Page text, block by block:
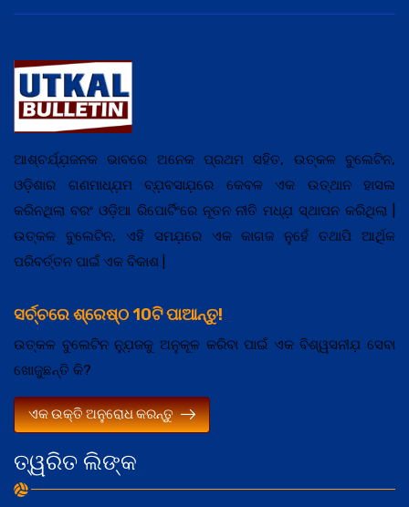
ତ୍ୱରିତ ଲିଙ୍କ
ଆଶ୍ଚର୍ଯ୍ଯ଼ଜନକ ଭାବରେ ଅନେକ ପ୍ରଥମ ସହିତ, ଉତ୍କଳ ବୁଲେଟିନ,
ଓଡ଼ିଶାର ଗଣମାଧ୍ଯ଼ମ ବ୍ଯ଼ବସାଯ଼ରେ କେବଳ ଏକ ଉତ୍ଥାନ ହାସଲ
କରିନଥିଲା ବରଂ ଓଡ଼ିଆ ରିପୋର୍ଟିଂରେ ନୂତନ ନୀତି ମଧ୍ଯ଼ ସ୍ଥାପନ କରିଥିଲା |
ଉତ୍କଳ ବୁଲେଟିନ, ଏହି ସମଯ଼ରେ ଏକ କାଗଜ ନୁହେଁ ତଥାପି ଆର୍ଥିକ
ପରିବର୍ତ୍ତନ ପାଇଁ ଏକ ବିକାଶ |
ସର୍ଚ୍ଚରେ ଶ୍ରେଷ୍ଠ 10ଟି ପାଆନ୍ତୁ!
ଉତ୍କଳ ବୁଲେଟିନ ନ୍ଯ଼ୁଜକୁ ଅନୁକୂଳ କରିବା ପାଇଁ ଏକ ବିଶ୍ୱସନୀଯ଼ ସେବା
ଖୋଜୁଛନ୍ତି କି?
ଏକ ଉକ୍ତି ଅନୁରୋଧ କରନ୍ତୁ